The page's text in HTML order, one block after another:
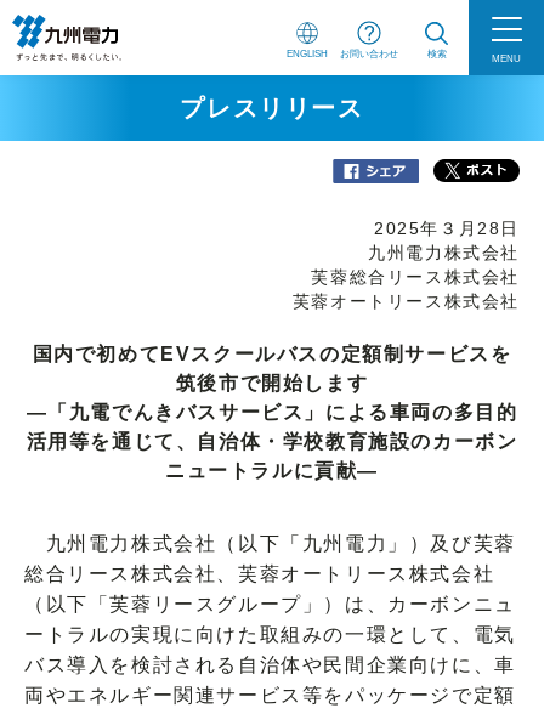
ENGLISH お問い合わせ 検索 MENU
プレスリリース
2025年３月28日
九州電力株式会社
芙蓉総合リース株式会社
芙蓉オートリース株式会社
国内で初めてEVスクールバスの定額制サービスを
筑後市で開始します
―「九電でんきバスサービス」による車両の多目的
活用等を通じて、自治体・学校教育施設のカーボン
ニュートラルに貢献―
九州電力株式会社（以下「九州電力」）及び芙蓉
総合リース株式会社、芙蓉オートリース株式会社
（以下「芙蓉リースグループ」）は、カーボンニュ
ートラルの実現に向けた取組みの一環として、電気
バス導入を検討される自治体や民間企業向けに、車
両やエネルギー関連サービス等をパッケージで定額